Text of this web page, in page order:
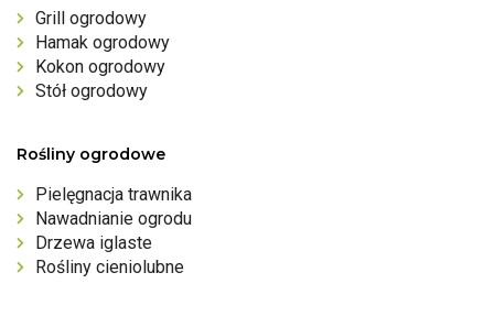
Grill ogrodowy
Hamak ogrodowy
Kokon ogrodowy
Stół ogrodowy
Rośliny ogrodowe
Pielęgnacja trawnika
Nawadnianie ogrodu
Drzewa iglaste
Rośliny cieniolubne